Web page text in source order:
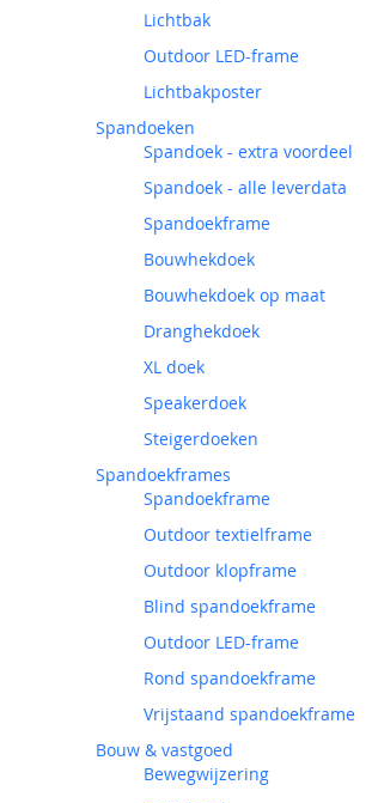
Lichtbak
Outdoor LED-frame
Lichtbakposter
Spandoeken
Spandoek - extra voordeel
Spandoek - alle leverdata
Spandoekframe
Bouwhekdoek
Bouwhekdoek op maat
Dranghekdoek
XL doek
Speakerdoek
Steigerdoeken
Spandoekframes
Spandoekframe
Outdoor textielframe
Outdoor klopframe
Blind spandoekframe
Outdoor LED-frame
Rond spandoekframe
Vrijstaand spandoekframe
Bouw & vastgoed
Bewegwijzering